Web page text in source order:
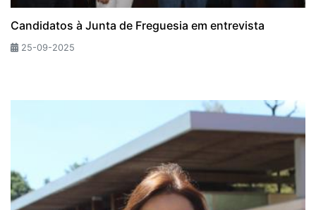
Candidatos à Junta de Freguesia em entrevista
25-09-2025